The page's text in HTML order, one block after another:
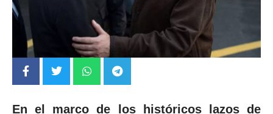
En el marco de los históricos lazos de